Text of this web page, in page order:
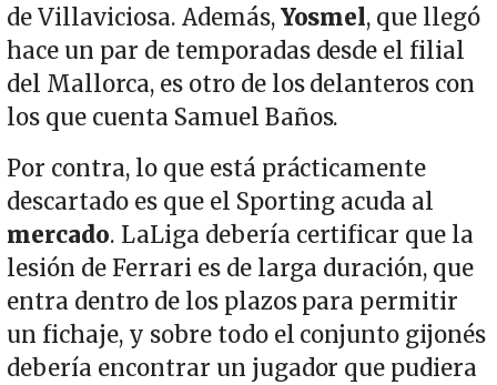
de Villaviciosa. Además,Yosmel, que llegó
hace un par de temporadas desde el filial
del Mallorca, es otrode los delanteros con
los que cuenta Samuel Baños.
Por contra, lo que está prácticamente
descartado es que el Sporting acuda al
mercado. LaLiga debería certificar que la
lesión de Ferrari es de larga duración, que
entra dentro de los plazos para permitir
un fichaje, y sobre todo el conjunto gijonés
debería encontrar un jugador que pudiera